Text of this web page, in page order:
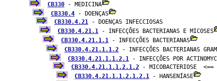
CB330 - MEDICINA
CB330.4 - DOENÇAS
CB330.4.21 - DOENÇAS INFECCIOSAS
CB330.4.21.1 - INFECÇÕES BACTERIANAS E MICOSES
CB330.4.21.1.1 - INFECÇÕES BACTERIANAS
CB330.4.21.1.1.2 - INFECÇÕES BACTERIANAS
CB330.4.21.1.1.2.1 - INFECÇÕES POR
CB330.4.21.1.1.2.1.2 - MICOBACTERIOSE  <==
CB330.4.21.1.1.2.1.2.1 - HANSENÍASE